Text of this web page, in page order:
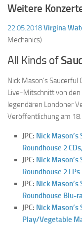
Weitere
22.05.2018Virgina
Mechanics)
All Kinds of
Nick Mason’s
Live-Mitschnitt von
legendären Londoner
Veröffentlichung am
JPC: Nick Mason’s
Roundhouse 2
JPC: Nick Mason’s
Roundhouse 2 LPs
JPC: Nick Mason’s
Roundhouse Blu-
JPC: Nick
Play/Vegetable